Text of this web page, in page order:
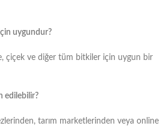
uygundur?
çiçek ve diğer tüm bitkiler için uygun bir
edilebilir?
tarım marketlerinden veya online